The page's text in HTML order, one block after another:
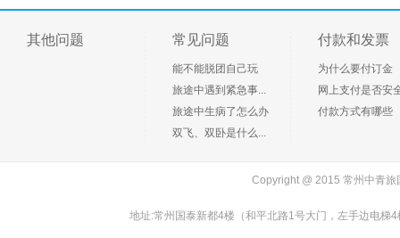
客户 139612*****预订了
体验中心2日
(手机预订)安吉藏龙百瀑、大溪漂流休闲1日游
(手机预订)南京中山陵、夫子庙、秦淮河游船1日
其他问题 常见问题
能不能脱团自己玩
旅途中遇到紧急事...
旅途中生病了怎么办
双飞、双卧是什么...
付款和发票
为什么要付订金
网上支付是否安
付款方式有哪些
Copyright @ 2015 常州中青
地址:常州国泰新都4楼（和平北路1号大门，左手边电